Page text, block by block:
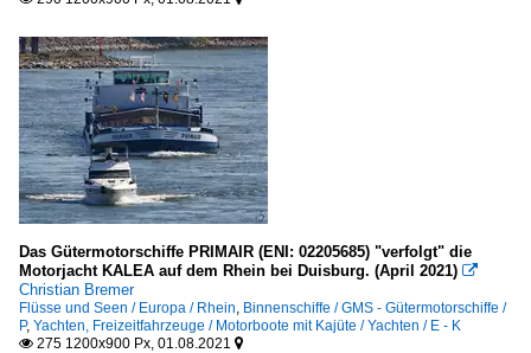
Das Gütermotorschiffe PRIMAIR (ENI: 02205685) "verfolgt" die
Motorjacht KALEA auf dem Rhein bei Duisburg. (April 2021) 
Christian Bremer
Flüsse und Seen / Europa / Rhein, Binnenschiffe / GMS - Gütermotorschiffe /
P, Yachten, Freizeitfahrzeuge / Motorboote mit Kajüte / Yachten / E - K
 275 1200x900 Px, 01.08.2021 